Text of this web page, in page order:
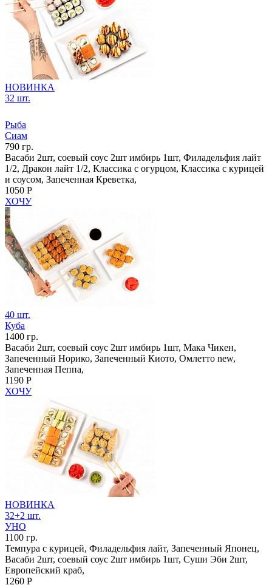
НОВИНКА
32 шт.
Рыба
Сиам
790 гр.
Васаби 2шт, соевый соус 2шт имбирь 1шт, Филадельфия лайт
1/2, Дракон лайт 1/2, Классика с огурцом, Классика с курицей
и соусом, Запеченная Креветка,
1050 Р
ХОЧУ
40 шт.
Куба
1400 гр.
Васаби 2шт, соевый соус 2шт имбирь 1шт, Мака Чикен,
Запеченный Норико, Запеченный Киото, Омлетто new,
Запеченная Пеппа,
1190 Р
ХОЧУ
НОВИНКА
32+2 шт.
УНО
1100 гр.
Темпура с курицей, Филадельфия лайт, Запеченный Японец,
Васаби 2шт, соевый соус 2шт имбирь 1шт, Суши Эби 2шт,
Европейский краб,
1260 Р